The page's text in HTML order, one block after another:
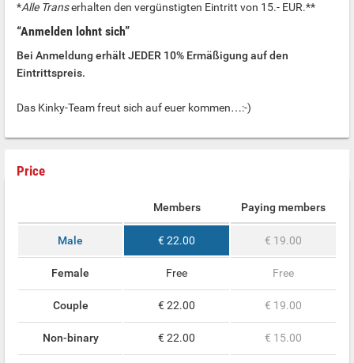
*Alle Transerhalten den vergünstigten Eintritt von 15.- EUR.**
“Anmelden lohnt sich”
Bei Anmeldung erhält JEDER 10% Ermäßigung auf den
Eintrittspreis.
Das Kinky-Team freut sich auf euer kommen…:-)
Price
Members Paying members
Male € 22.00 € 19.00
Female Free Free
Couple € 22.00 € 19.00
Non-binary € 22.00 € 15.00